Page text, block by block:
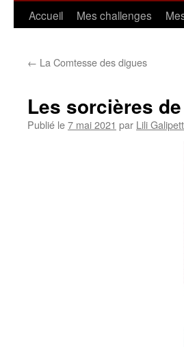
Aller
contenu
Accueil Mes challenges
← La Comtesse des digues
Les sorcières
Publié le7 mai 2021 par Lili